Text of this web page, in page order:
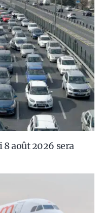
8 août 2026 sera